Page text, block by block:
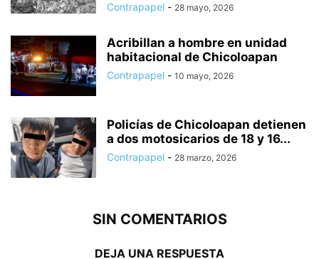
Contrapapel - 28 mayo, 2026
Acribillan a hombre en unidad
habitacional de Chicoloapan
Contrapapel - 10 mayo, 2026
Policías de Chicoloapan detienen
a dos motosicarios de 18 y 16...
Contrapapel - 28 marzo, 2026
SIN COMENTARIOS
DEJA UNA RESPUESTA